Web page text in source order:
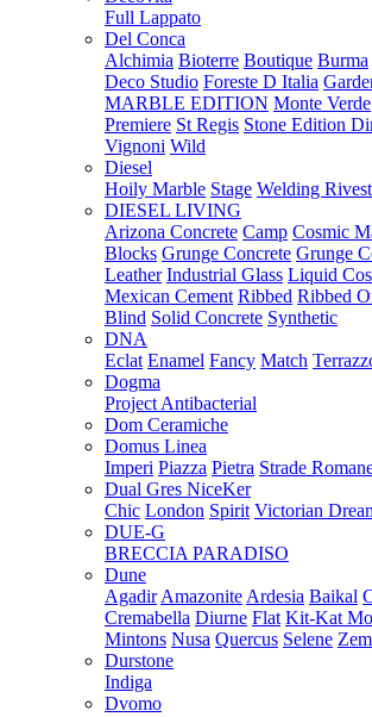
Full Lappato
Del Conca
Alchimia Bioterre Boutique Burma
Deco Studio Foreste D Italia
MARBLE EDITION Monte Verde
Premiere St Regis Stone Edition
Vignoni Wild
Diesel
Hoily Marble Stage Welding Rivest
DIESEL LIVING
Arizona Concrete Camp Cosmic
Blocks Grunge Concrete Grunge
Leather Industrial Glass Liquid
Mexican Cement Ribbed Ribbed
Blind Solid Concrete Synthetic
DNA
Eclat Enamel Fancy Match
Dogma
Project Antibacterial
Dom Ceramiche
Domus Linea
Imperi Piazza Pietra Strade
Dual Gres NiceKer
Chic London Spirit Victorian
DUE-G
BRECCIA PARADISO
Dune
Agadir Amazonite Ardesia Baikal
Cremabella Diurne Flat Kit-Kat
Mintons Nusa Quercus Selene
Durstone
Indiga
Dvomo